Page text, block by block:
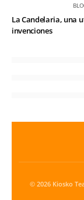
La Candelaria, una
invenciones
© 2026 Kiosko